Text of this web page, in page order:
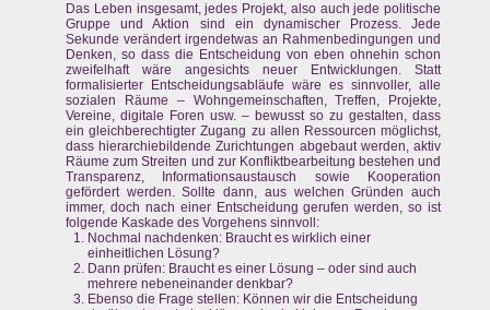
Das Leben insgesamt, jedes Projekt, also auch jede politische
Gruppe und Aktion sind ein dynamischer Prozess. Jede
Sekunde verändert irgendetwas an Rahmenbedingungen und
Denken, so dass die Entscheidung von eben ohnehin schon
zweifelhaft wäre angesichts neuer Entwicklungen. Statt
formalisierter Entscheidungsabläufe wäre es sinnvoller, alle
sozialen Räume – Wohngemeinschaften, Treffen, Projekte,
Vereine, digitale Foren usw. – bewusst so zu gestalten, dass
ein gleichberechtigter Zugang zu allen Ressourcen möglichst,
dass hierarchiebildende Zurichtungen abgebaut werden, aktiv
Räume zum Streiten und zur Konfliktbearbeitung bestehen und
Transparenz, Informationsaustausch sowie Kooperation
gefördert werden. Sollte dann, aus welchen Gründen auch
immer, doch nach einer Entscheidung gerufen werden, so ist
folgende Kaskade des Vorgehens sinnvoll:
Nochmal nachdenken: Braucht es wirklich einer
einheitlichen Lösung?
Dann prüfen: Braucht es einer Lösung – oder sind auch
mehrere nebeneinander denkbar?
Ebenso die Frage stellen: Können wir die Entscheidung